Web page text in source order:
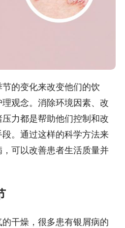
的变化来改变他们的饮
观念。消除环境因素、改
力都是帮助他们控制和改
。通过这样的科学方法来
可以改善患者生活质量并
干燥，很多患有银屑病的